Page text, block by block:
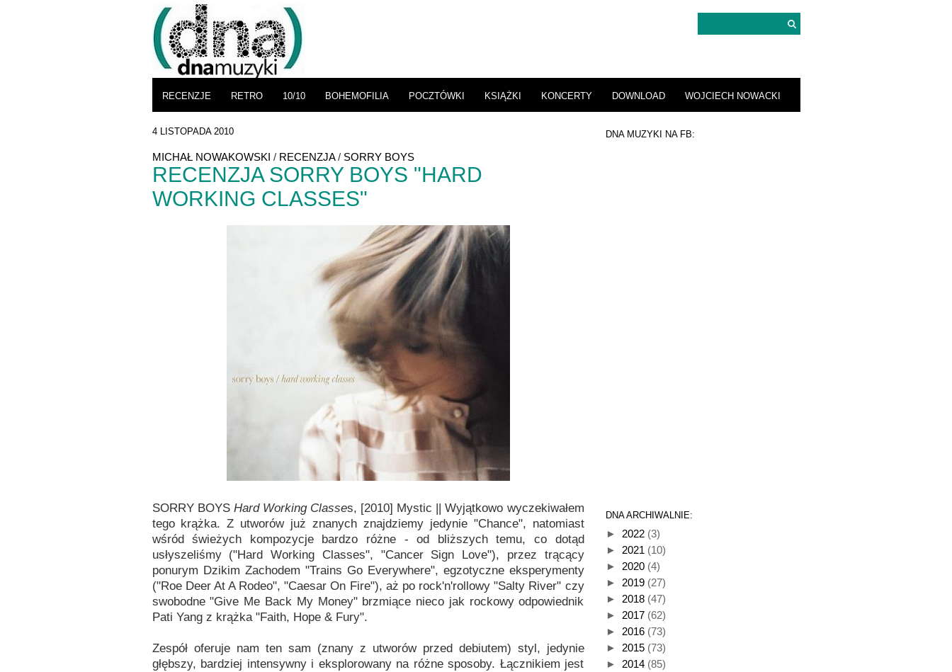
RECENZJE RETRO 10/10 BOHEMOFILIA POCZTÓWKI KSIĄŻKI KONCERTY DOWNLOAD WOJCIECH NOWACKI
4 LISTOPADA 2010
MICHAŁ NOWAKOWSKI / RECENZJA/ SORRY BOYS
RECENZJA SORRY BOYS "HARD
WORKING CLASSES"
SORRY BOYS Hard Working Classes, [2010] Mystic || Wyjątkowo wyczekiwałem
tego krążka. Z utworów już znanych znajdziemy jedynie "Chance", natomiast
wśród świeżych kompozycje bardzo różne - od bliższych temu, co dotąd
usłyszeliśmy ("Hard Working Classes", "Cancer Sign Love"), przez trącący
ponurym Dzikim Zachodem "Trains Go Everywhere", egzotyczne eksperymenty
("Roe Deer At A Rodeo", "Caesar On Fire"), aż po rock'n'rollowy "Salty River" czy
swobodne "Give Me Back My Money" brzmiące nieco jak rockowy odpowiednik
Pati Yang z krążka "Faith, Hope & Fury".
Zespół oferuje nam ten sam (znany z utworów przed debiutem) styl, jedynie
głębszy, bardziej intensywny i eksplorowany na różne sposoby. Łącznikiem jest
DNA MUZYKI NA FB:
DNA ARCHIWALNIE:
► 2022 (3)
► 2021 (10)
► 2020 (4)
► 2019 (27)
► 2018 (47)
► 2017 (62)
► 2016 (73)
► 2015 (73)
► 2014 (85)